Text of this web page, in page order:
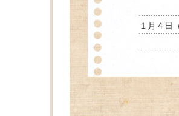
１月４日